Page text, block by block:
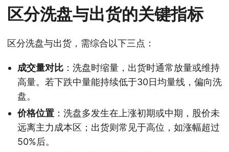
区分洗盘与出货的关键指标
区分洗盘与出货，需综合以下三点：
成交量对比 ：洗盘时缩量，出货时通常放量或维持
高量。若下跌中量能持续低于30日均量线，偏向洗
盘。
价格位置 ：洗盘多发生在上涨初期或中期，股价未
远离主力成本区；出货则常见于高位，如涨幅超过
50%后。